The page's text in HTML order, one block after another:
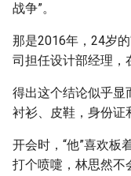
战争”。
那是2016年，24岁
司担任设计部经理，
得出这个结论似乎显
衬衫、皮鞋，身份证
开会时，“他”喜欢板
打个喷嚏，林思然不